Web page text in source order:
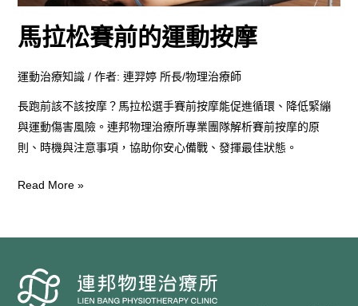
馬拉松賽前的運動按摩
運動治療知識 / 作者: 連羿婷 所長/物理治療師
長跑前該不該按摩？馬拉松選手賽前按摩能促進循環、降低緊繃
與運動傷害風險。連邦物理治療所專業團隊解析賽前按摩的原
則、時機與注意事項，協助你安心備戰、發揮最佳狀態。
摩
Read More »